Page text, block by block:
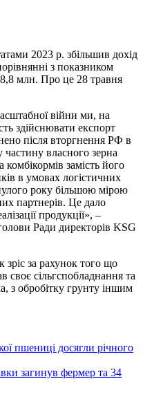
2023 р. збільшив дохід
з показником
млн. Про це 28 травня
війни ми, на
здійснювати експорт
після вторгнення РФ в
власного зерна
замість його
в умовах логістичних
року більшою мірою
партнерів. Це дало
продукції», –
Ради директорів KSG
зріс за рахунок того що
своє сільгспобладнання та
з обробітку грунту іншим
пшениці досягли річного
загинув фермер та 34